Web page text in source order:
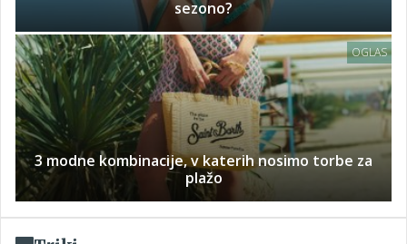
sezono?
OGLAS
3 modne kombinacije, v katerih nosimo torbe za
plažo